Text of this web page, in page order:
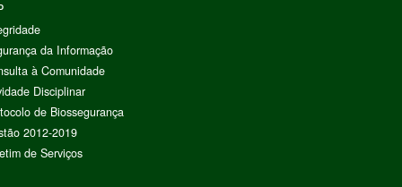
da Informação
à Comunidade
Disciplinar
de Biossegurança
2012-2019
de Serviços